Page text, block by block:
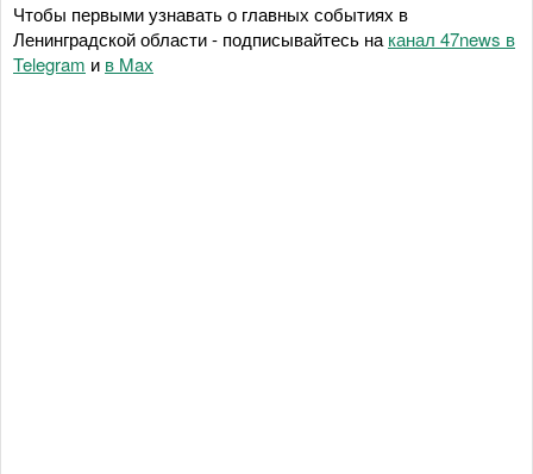
Чтобы первыми узнавать о главных событиях в
Ленинградской области - подписывайтесь на канал 47news в
Telegram и в Maх